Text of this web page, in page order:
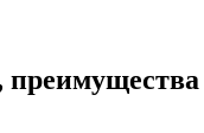
преимущества